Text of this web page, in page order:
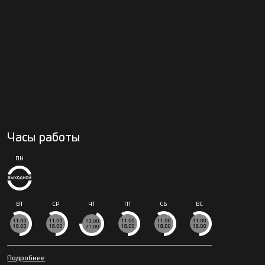
Часы работы
ПН
ВТ СР ЧТ СБ ВС
Подробнее